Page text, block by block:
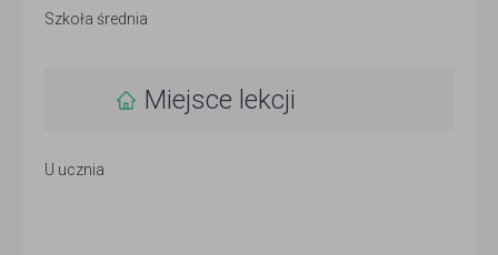
Szkoła średnia
Miejsce lekcji
U ucznia